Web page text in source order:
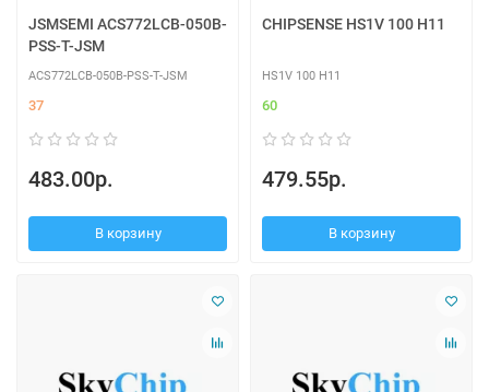
JSMSEMI ACS772LCB-050B-
PSS-T-JSM
ACS772LCB-050B-PSS-T-JSM
37
483.00р.
В корзину
CHIPSENSE HS1V 100 H11
HS1V 100 H11
60
479.55р.
В корзину